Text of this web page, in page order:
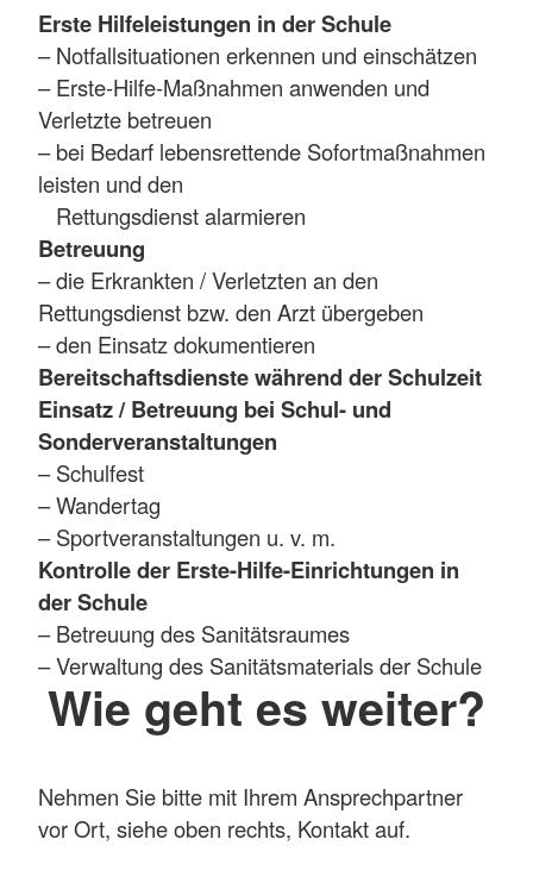
Erste Hilfeleistungen in der Schule
– Notfallsituationen erkennen und einschätzen
– Erste-Hilfe-Maßnahmen anwenden und
Verletzte betreuen
– bei Bedarf lebensrettende Sofortmaßnahmen
leisten und den
Rettungsdienst alarmieren
Betreuung
– die Erkrankten / Verletzten an den
Rettungsdienst bzw. den Arzt übergeben
– den Einsatz dokumentieren
Bereitschaftsdienste während der Schulzeit
Einsatz / Betreuung bei Schul- und
Sonderveranstaltungen
– Schulfest
– Wandertag
– Sportveranstaltungen u. v. m.
Kontrolle der Erste-Hilfe-Einrichtungen in
der Schule
– Betreuung des Sanitätsraumes
– Verwaltung des Sanitätsmaterials der Schule
Wie geht es weiter?
Nehmen Sie bitte mit Ihrem Ansprechpartner
vor Ort, siehe oben rechts, Kontakt auf.